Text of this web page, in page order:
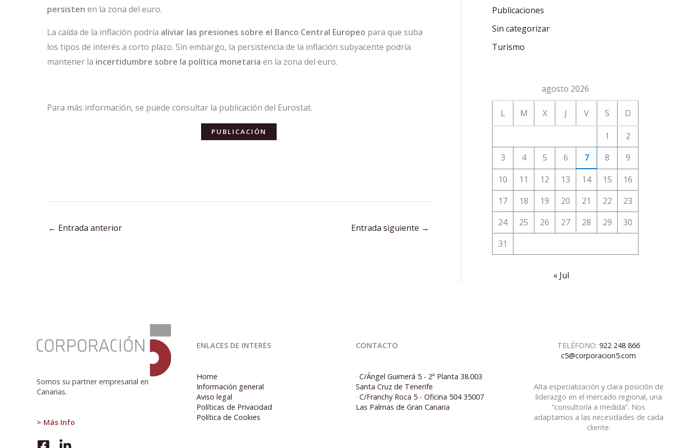
persisten en la zona del euro.
La caída de la inflación podría aliviar las presiones sobre el Banco Central Europeo para que suba
los tipos de interés a corto plazo. Sin embargo, la persistencia de la inflación subyacente podría
mantener la incertidumbre sobre la política monetaria en la zona del euro.
Para más información, se puede consultar la publicación del Eurostat.
PUBLICACIÓN
← Entrada anterior Entrada siguiente →
Publicaciones
Sin categorizar
Turismo
agosto 2026
L M X J V S D
1
2
3
4 5 6 7 8
9
10
11 12 13 14 15
16
17
18 19 20 21 22
23
24
25 26 27 28 29
30
31
« Jul
Somos su partner empresarial en
Canarias.
> Más Info
Inflación
anual
zona
ENLACES DE INTERÉS
Home
Información general
Aviso legal
Políticas de Privacidad
Política de Cookies
CONTACTO
· C/Ángel Guimerá 5 - 2ª Planta 38.003
Santa Cruz de Tenerife
· C/Franchy Roca 5 - Oficina 504 35007
Las Palmas de Gran Canaria
TELÉFONO: 922 248 866
c5@corporacion5.com
Alta especialización y clara posición de
liderazgo en el mercado regional, una
“consultoría a medida”. Nos
adaptamos a las necesidades de cada
cliente.